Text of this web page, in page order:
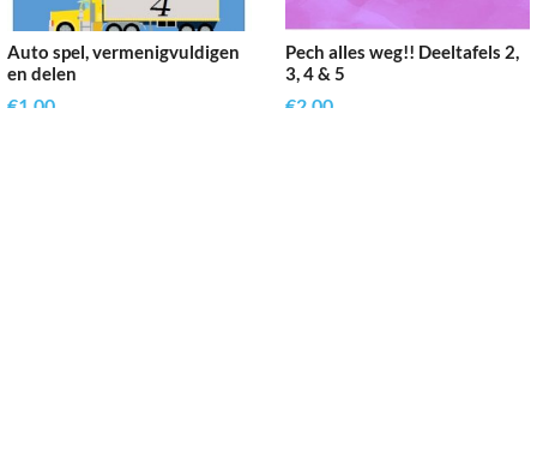
Auto spel, vermenigvuldigen
en delen
€1.00
Pech alles weg!! Deeltafels 2,
3, 4 & 5
€2.00